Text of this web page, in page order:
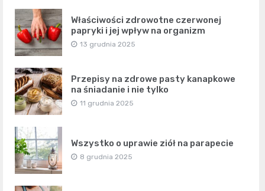
Właściwości zdrowotne czerwonej
papryki i jej wpływ na organizm
13 grudnia 2025
Przepisy na zdrowe pasty kanapkowe
na śniadanie i nie tylko
11 grudnia 2025
Wszystko o uprawie ziół na parapecie
8 grudnia 2025